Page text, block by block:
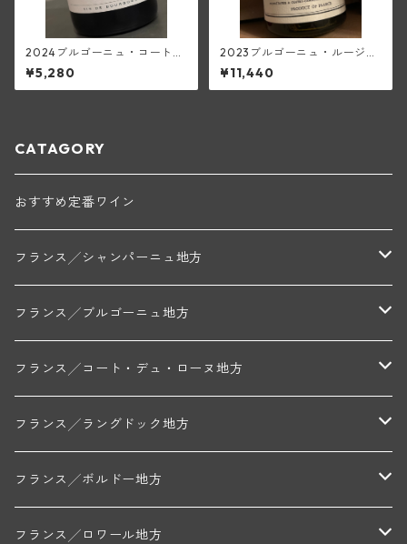
2024ブルゴーニュ・コート・
ドール・スー・ラ・ヴェル・
シャルドネ(クリスチャン・ベ
ラン・エ・フィス)
¥5,280
2023ブルゴーニュ・ルージュ
(セラファン)
¥11,440
CATAGORY
おすすめ定番ワイン
フランス╱シャンパーニュ地方
モンターニュ・ド・ランス
トリシェ・ディディエ
コート・デ・ブラン
ミッシェル・ジュネ
フランス╱ブルゴーニュ地方
シャブリ地区
プティ・ポンティニィ(シャブリ)
アラン・マティアス(トネロワ)
コート・ド・ニュイ地区
クロード・デュガ(ジュヴレ・シャンベルタン)
セラファン・ペール・エ・フィス(ジュヴレ・シャンベルタン)
コート・ド・ボーヌ地区
フランソワーズ・ジャニアール(ペルナン・ヴェルジュレス)
コート・シャロネーズ地区
フランス╱コート・デュ・ローヌ地方
北部地区
ジャン・ルイ・シャーヴ(エルミタージュ)
ジャン・ルイ・シャーヴ・セレクション(エルミタージュ)
南部地区
ル・ヴュー・ドンジョン(シャトーヌフ・デュ・パプ)
フランス╱ラングドック地方
コトー・デュ・ラングドック地区
ド・ロルチュ(ヴァルフローネ)
ヴァン・ド・ペイ・ド・レロー
フランス╱ボルドー地方
アントル・ドゥー・メール地区
フランス╱ロワール地方